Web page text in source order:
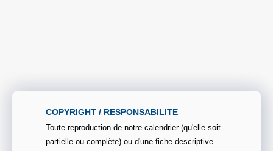
COPYRIGHT / RESPONSABILITE
Toute reproduction de notre calendrier (qu'elle soit
partielle ou complète) ou d'une fiche descriptive